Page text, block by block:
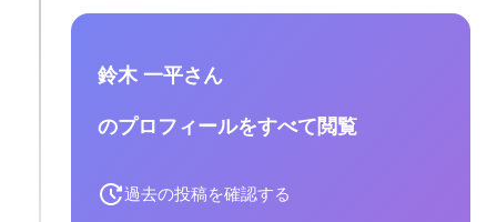
鈴木 一平さん
のプロフィールをすべて閲覧
過去の投稿を確認する